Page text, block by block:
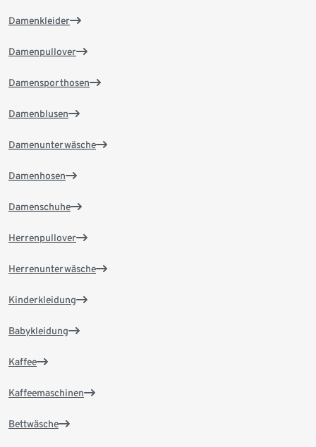
Damenkleider
Damenpullover
Damensporthosen
Damenblusen
Damenunterwäsche
Damenhosen
Damenschuhe
Herrenpullover
Herrenunterwäsche
Kinderkleidung
Babykleidung
Kaffee
Kaffeemaschinen
Bettwäsche